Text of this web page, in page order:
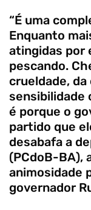
“É uma
Enquanto
atingidas por
pescando.
crueldade,
sensibilidade
é porque o
partido que
desabafa a
(PCdoB-BA),
animosidade
governador